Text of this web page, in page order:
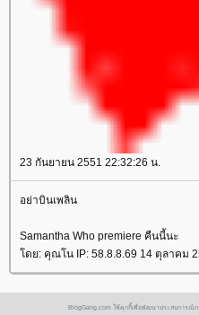
23 กันยายน 2551 22:32:26 น.
อย่าบินเพลิน
Samantha Who premiere คืนนี้นะ
ดย: คุณโน IP: 58.8.8.69 14 ตุลาคม
BlogGang.com ใช้คุกกี้เพื่อพัฒนาประสบการณ์